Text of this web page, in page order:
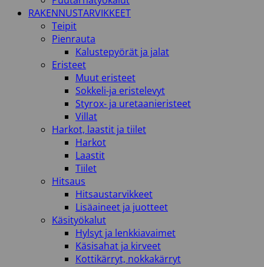
RAKENNUSTARVIKKEET
Teipit
Pienrauta
Kalustepyörät ja jalat
Eristeet
Muut eristeet
Sokkeli-ja eristelevyt
Styrox- ja uretaanieristeet
Villat
Harkot, laastit ja tiilet
Harkot
Laastit
Tiilet
Hitsaus
Hitsaustarvikkeet
Lisäaineet ja juotteet
Käsityökalut
Hylsyt ja lenkkiavaimet
Käsisahat ja kirveet
Kottikärryt, nokkakärryt